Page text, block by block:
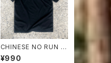
CHINESE NO RUN N
O LIFE
¥990